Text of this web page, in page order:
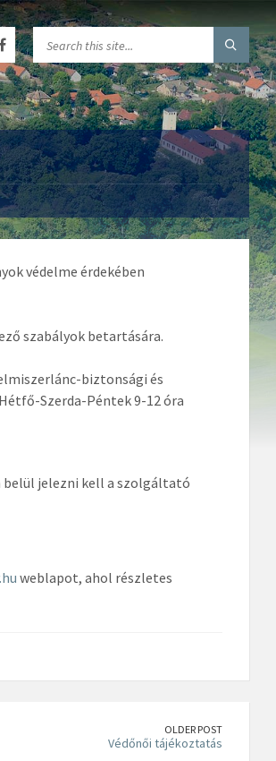
védelme érdekében
szabályok betartására.
biztonsági és
Szerda-Péntek 9-12 óra
belül jelezni kell a szolgáltató
weblapot, ahol részletes
OLDER POST
Védőnői tájékoztatás